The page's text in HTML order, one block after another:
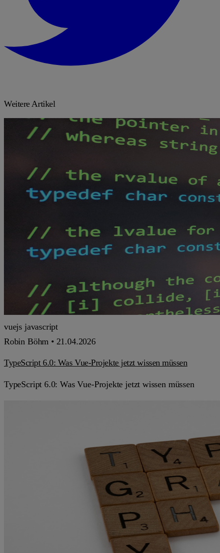
Weitere Artikel
vuejs javascript
Robin Böhm • 21.04.2026
TypeScript 6.0: Was Vue-Projekte jetzt wissen müssen
TypeScript 6.0: Was Vue-Projekte jetzt wissen müssen